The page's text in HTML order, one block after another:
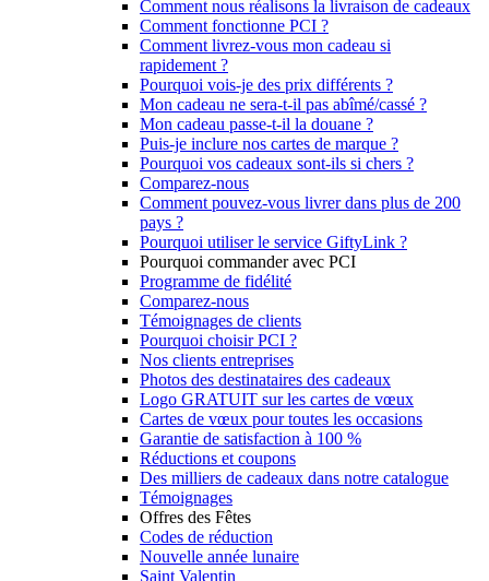
Comment nous réalisons la livraison de cadeaux
Comment fonctionne PCI ?
Comment livrez-vous mon cadeau si
rapidement ?
Pourquoi vois-je des prix différents ?
Mon cadeau ne sera-t-il pas abîmé/cassé ?
Mon cadeau passe-t-il la douane ?
Puis-je inclure nos cartes de marque ?
Pourquoi vos cadeaux sont-ils si chers ?
Comparez-nous
Comment pouvez-vous livrer dans plus de 200
pays ?
Pourquoi utiliser le service GiftyLink ?
Pourquoi commander avec PCI
Programme de fidélité
Comparez-nous
Témoignages de clients
Pourquoi choisir PCI ?
Nos clients entreprises
Photos des destinataires des cadeaux
Logo GRATUIT sur les cartes de vœux
Cartes de vœux pour toutes les occasions
Garantie de satisfaction à 100 %
Réductions et coupons
Des milliers de cadeaux dans notre catalogue
Témoignages
Offres des Fêtes
Codes de réduction
Nouvelle année lunaire
Saint Valentin